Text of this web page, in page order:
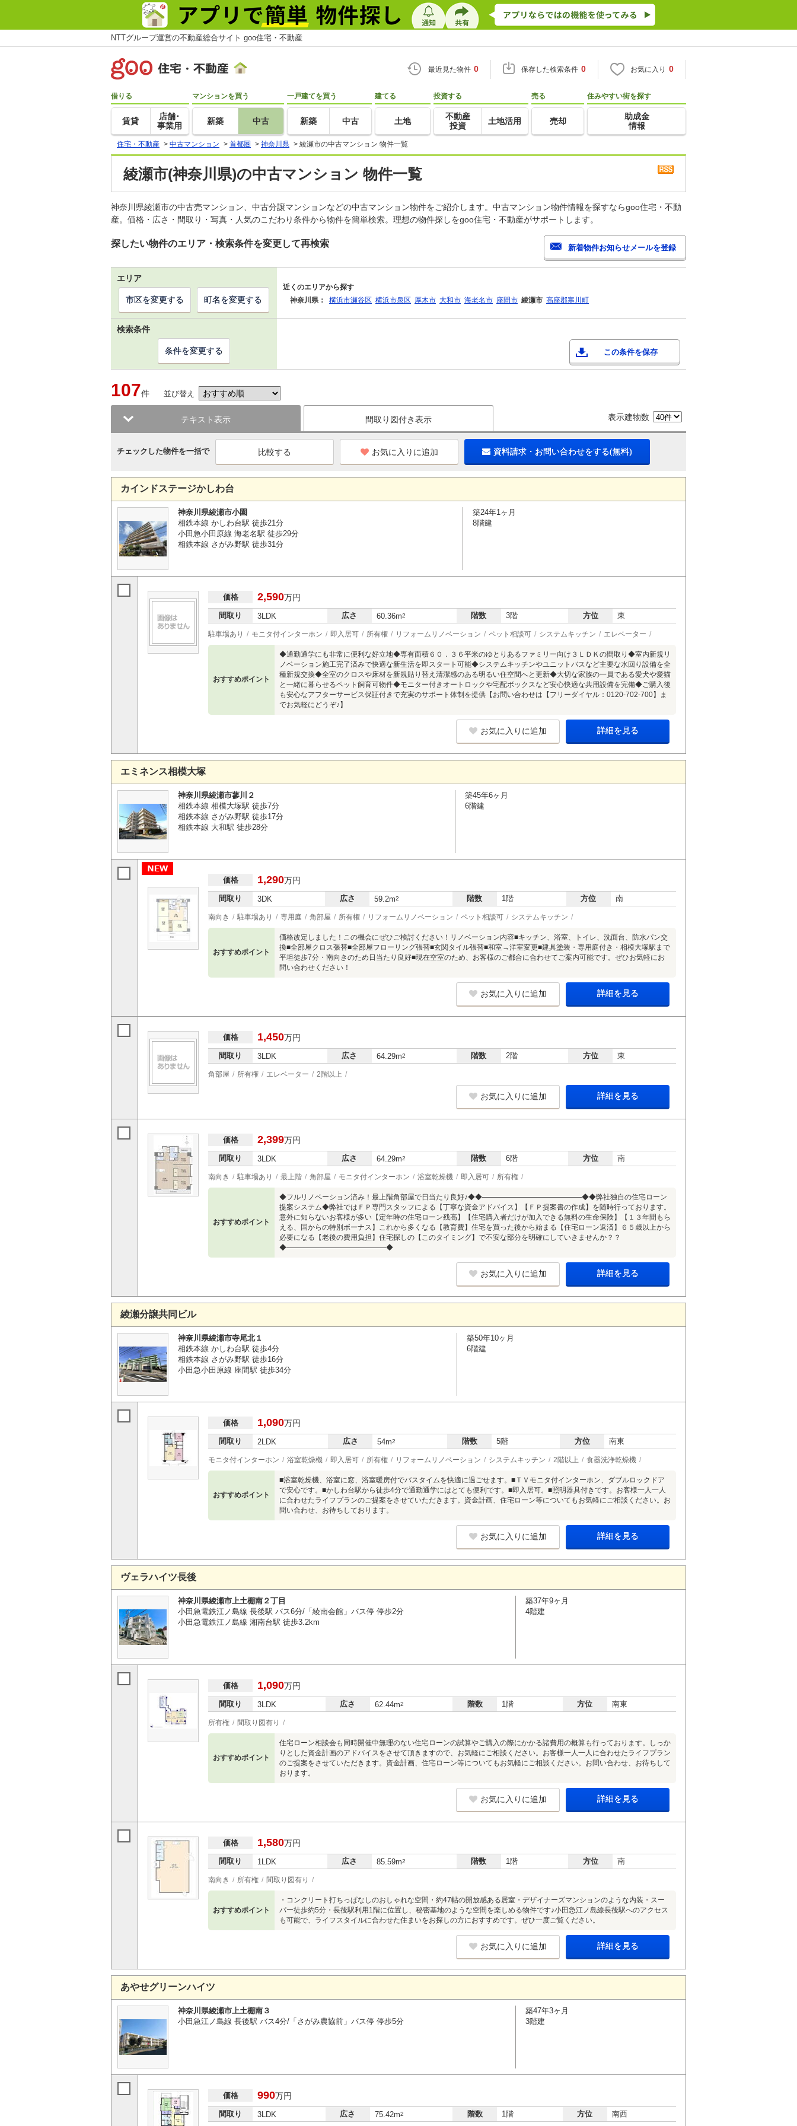
NTTグループ運営の不動産総合サイト goo住宅・不動産
最近見た物件 0 保存した検索条件 0 お気に入り 0
借りる
賃貸
店舗･
事業用
マンションを買う
新築 中古
一戸建てを買う
新築 中古
建てる
土地
投資する
不動産
投資
土地活用
売る
売却
住みやすい街を探す
助成金
情報
住宅・不動産 > 中古マンション > 首都圏 > 神奈川県 > 綾瀬市の中古マンション 物件一覧
綾瀬市(神奈川県)の中古マンション 物件一覧
神奈川県綾瀬市の中古売マンション、中古分譲マンションなどの中古マンション物件をご紹介します。中古マンション物件情報を探すならgoo住宅・不動
産。価格・広さ・間取り・写真・人気のこだわり条件から物件を簡単検索。理想の物件探しをgoo住宅・不動産がサポートします。
探したい物件のエリア・検索条件を変更して再検索
エリア
近くのエリアから探す
神奈川県：
横浜市瀬谷区 横浜市泉区 厚木市 大和市 海老名市 座間市 綾瀬市 高座郡寒川町
市区を変更する 町名を変更する
検索条件
この条件を保存
条件を変更する
107件 並び替え
テキスト表示 間取り図付き表示 表示建物数
チェックした物件を一括で お気に入りに追加 資料請求・お問い合わせをする(無料)
カインドステージかしわ台
神奈川県綾瀬市小園
相鉄本線 かしわ台駅 徒歩21分
小田急小田原線 海老名駅 徒歩29分
相鉄本線 さがみ野駅 徒歩31分
築24年1ヶ月
8階建
価格 2,590万円
間取り 3LDK 広さ 60.36m2 階数 3階 方位 東
駐車場あり モニタ付インターホン 即入居可 所有権 リフォームリノベーション ペット相談可 システムキッチン エレベーター
おすすめポイント
◆通勤通学にも非常に便利な好立地◆専有面積６０．３６平米のゆとりあるファミリー向け３ＬＤＫの間取り◆室内新規リ
ノベーション施工完了済みで快適な新生活を即スタート可能◆システムキッチンやユニットバスなど主要な水回り設備を全
種新規交換◆全室のクロスや床材を新規貼り替え清潔感のある明るい住空間へと更新◆大切な家族の一員である愛犬や愛猫
と一緒に暮らせるペット飼育可物件◆モニター付きオートロックや宅配ボックスなど安心快適な共用設備を完備◆ご購入後
も安心なアフターサービス保証付きで充実のサポート体制を提供【お問い合わせは【フリーダイヤル：0120-702-700】ま
でお気軽にどうぞ♪】
お気に入りに追加 詳細を見る
エミネンス相模大塚
神奈川県綾瀬市蓼川２
相鉄本線 相模大塚駅 徒歩7分
相鉄本線 さがみ野駅 徒歩17分
相鉄本線 大和駅 徒歩28分
築45年6ヶ月
6階建
価格 1,290万円
間取り 3DK 広さ 59.2m2 階数 1階 方位 南
南向き 駐車場あり 専用庭 角部屋 所有権 リフォームリノベーション ペット相談可 システムキッチン
おすすめポイント
価格改定しました！この機会にぜひご検討ください！リノベーション内容■キッチン、浴室、トイレ、洗面台、防水パン交
換■全部屋クロス張替■全部屋フローリング張替■玄関タイル張替■和室→洋室変更■建具塗装・専用庭付き・相模大塚駅まで
平坦徒歩7分・南向きのため日当たり良好■現在空室のため、お客様のご都合に合わせてご案内可能です。ぜひお気軽にお
問い合わせください！
お気に入りに追加 詳細を見る
価格 1,450万円
間取り 3LDK 広さ 64.29m2 階数 2階 方位 東
角部屋 所有権 エレベーター 2階以上
お気に入りに追加 詳細を見る
価格 2,399万円
間取り 3LDK 広さ 64.29m2 階数 6階 方位 南
南向き 駐車場あり 最上階 角部屋 モニタ付インターホン 浴室乾燥機 即入居可 所有権
おすすめポイント
◆フルリノベーション済み！最上階角部屋で日当たり良好♪◆◆――――――――――――――◆◆弊社独自の住宅ローン
提案システム◆弊社ではＦＰ専門スタッフによる【丁寧な資金アドバイス】【ＦＰ提案書の作成】を随時行っております。
意外に知らないお客様が多い【定年時の住宅ローン残高】【住宅購入者だけが加入できる無料の生命保険】【１３年間もら
える、国からの特別ボーナス】これから多くなる【教育費】住宅を買った後から始まる【住宅ローン返済】６５歳以上から
必要になる【老後の費用負担】住宅探しの【このタイミング】で不安な部分を明確にしていきませんか？？
◆――――――――――――――◆
お気に入りに追加 詳細を見る
綾瀬分譲共同ビル
神奈川県綾瀬市寺尾北１
相鉄本線 かしわ台駅 徒歩4分
相鉄本線 さがみ野駅 徒歩16分
小田急小田原線 座間駅 徒歩34分
築50年10ヶ月
6階建
価格 1,090万円
間取り 2LDK 広さ 54m2 階数 5階 方位 南東
モニタ付インターホン 浴室乾燥機 即入居可 所有権 リフォームリノベーション システムキッチン 2階以上 食器洗浄乾燥機
おすすめポイント
■浴室乾燥機、浴室に窓、浴室暖房付でバスタイムを快適に過ごせます。■ＴＶモニタ付インターホン、ダブルロックドア
で安心です。■かしわ台駅から徒歩4分で通勤通学にはとても便利です。■即入居可。■照明器具付きです。お客様一人一人
に合わせたライフプランのご提案をさせていただきます。資金計画、住宅ローン等についてもお気軽にご相談ください。お
問い合わせ、お待ちしております。
お気に入りに追加 詳細を見る
ヴェラハイツ長後
神奈川県綾瀬市上土棚南２丁目
小田急電鉄江ノ島線 長後駅 バス6分/「綾南会館」バス停 停歩2分
小田急電鉄江ノ島線 湘南台駅 徒歩3.2km
築37年9ヶ月
4階建
価格 1,090万円
間取り 3LDK 広さ 62.44m2 階数 1階 方位 南東
所有権 間取り図有り
おすすめポイント
住宅ローン相談会も同時開催中無理のない住宅ローンの試算やご購入の際にかかる諸費用の概算も行っております。しっか
りとした資金計画のアドバイスをさせて頂きますので、お気軽にご相談ください。お客様一人一人に合わせたライフプラン
のご提案をさせていただきます。資金計画、住宅ローン等についてもお気軽にご相談ください。お問い合わせ、お待ちして
おります。
お気に入りに追加 詳細を見る
価格 1,580万円
間取り 1LDK 広さ 85.59m2 階数 1階 方位 南
南向き 所有権 間取り図有り
おすすめポイント
・コンクリート打ちっぱなしのおしゃれな空間・約47帖の開放感ある居室・デザイナーズマンションのような内装・スー
パー徒歩約5分・長後駅利用1階に位置し、秘密基地のような空間を楽しめる物件です♪小田急江ノ島線長後駅へのアクセス
も可能で、ライフスタイルに合わせた住まいをお探しの方におすすめです。ぜひ一度ご覧ください。
お気に入りに追加 詳細を見る
あやせグリーンハイツ
神奈川県綾瀬市上土棚南３
小田急江ノ島線 長後駅 バス4分/「さがみ農協前」バス停 停歩5分
築47年3ヶ月
3階建
価格 990万円
間取り 3LDK 広さ 75.42m2 階数 1階 方位 南西